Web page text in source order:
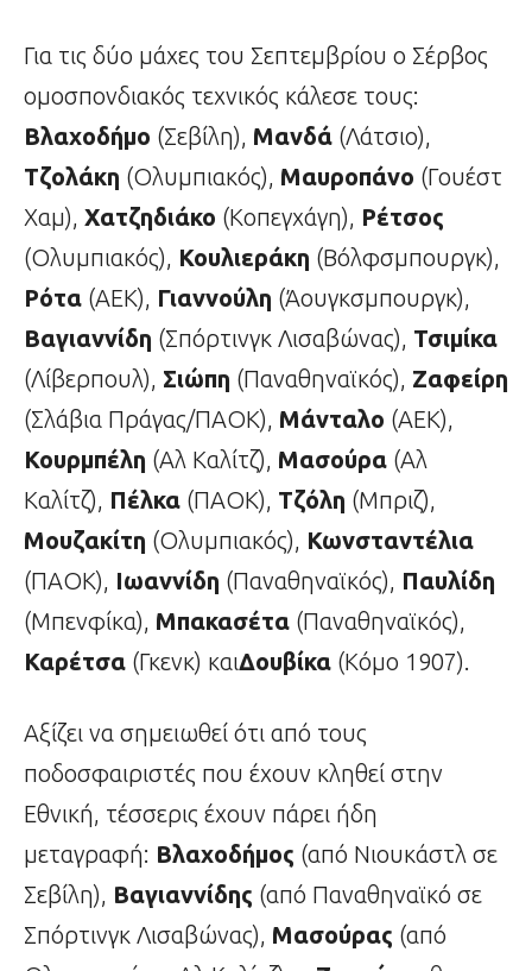
Για τις δύο μάχες του Σεπτεμβρίου ο Σέρβος
ομοσπονδιακός τεχνικός κάλεσε τους:
Βλαχοδήμο (Σεβίλη), Μανδά (Λάτσιο),
Τζολάκη (Ολυμπιακός), Μαυροπάνο (Γουέστ
Χαμ), Χατζηδιάκο (Κοπεγχάγη), Ρέτσος
(Ολυμπιακός), Κουλιεράκη (Βόλφσμπουργκ),
Ρότα (ΑΕΚ), Γιαννούλη (Άουγκσμπουργκ),
Βαγιαννίδη (Σπόρτινγκ Λισαβώνας), Τσιμίκα
(Λίβερπουλ), Σιώπη (Παναθηναϊκός), Ζαφείρη
(Σλάβια Πράγας/ΠΑΟΚ), Μάνταλο (ΑΕΚ),
Κουρμπέλη (Αλ Καλίτζ), Μασούρα (Αλ
Καλίτζ), Πέλκα (ΠΑΟΚ), Τζόλη (Μπριζ),
Μουζακίτη (Ολυμπιακός), Κωνσταντέλια
(ΠΑΟΚ), Ιωαννίδη (Παναθηναϊκός), Παυλίδη
(Μπενφίκα), Μπακασέτα (Παναθηναϊκός),
Καρέτσα (Γκενκ) καιΔουβίκα (Κόμο 1907).
Αξίζει να σημειωθεί ότι από τους
ποδοσφαιριστές που έχουν κληθεί στην
Εθνική, τέσσερις έχουν πάρει ήδη
μεταγραφή: Βλαχοδήμος (από Νιουκάστλ σε
Σεβίλη), Βαγιαννίδης (από Παναθηναϊκό σε
Σπόρτινγκ Λισαβώνας), Μασούρας (από